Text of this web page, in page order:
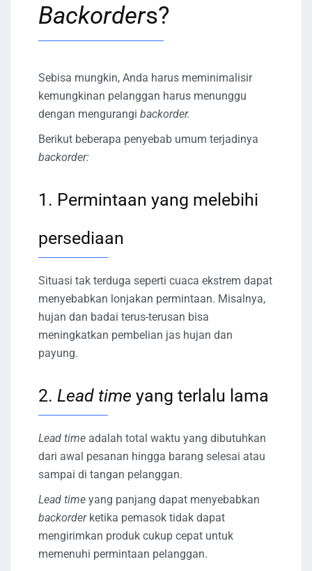
Backorders?
Sebisa mungkin, Anda harus meminimalisir
kemungkinan pelanggan harus menunggu
dengan mengurangi backorder.
Berikut beberapa penyebab umum terjadinya
backorder:
1. Permintaan yang melebihi
persediaan
Situasi tak terduga seperti cuaca ekstrem dapat
menyebabkan lonjakan permintaan. Misalnya,
hujan dan badai terus-terusan bisa
meningkatkan pembelian jas hujan dan
payung.
2. Lead time yang terlalu lama
Lead time adalah total waktu yang dibutuhkan
dari awal pesanan hingga barang selesai atau
sampai di tangan pelanggan.
Lead time yang panjang dapat menyebabkan
backorderketika pemasok tidak dapat
mengirimkan produk cukup cepat untuk
memenuhi permintaan pelanggan.